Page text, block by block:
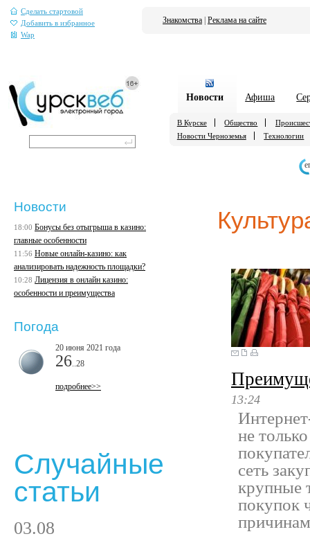
Сделать стартовой
Добавить в избранное
Wap
Знакомства Реклама на сайте
Новости Афиша
В Курске Общество
Новости Черноземья
Технологии
13:24
не
сеть
крупные
покупок
Новости
18:00 Бонусы без отыгрыша в казино:
главные особенности
11:56 Новые онлайн-казино: как
анализировать надежность площадки?
10:28 Лицензия в онлайн казино:
особенности и преимущества
Погода
20 июня 2021 года
26 ..28
подробнее>>
Случайные
статьи
03.08